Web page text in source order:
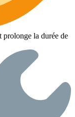
prolonge la durée de